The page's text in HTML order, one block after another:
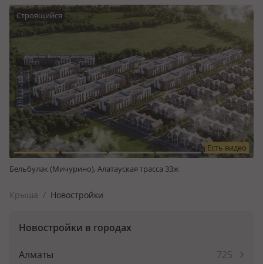
Строящийся
Есть видео
Бельбулак (Мичурино), Алатауская трасса 33ж
Крыша / Новостройки
Новостройки в городах
Алматы
725